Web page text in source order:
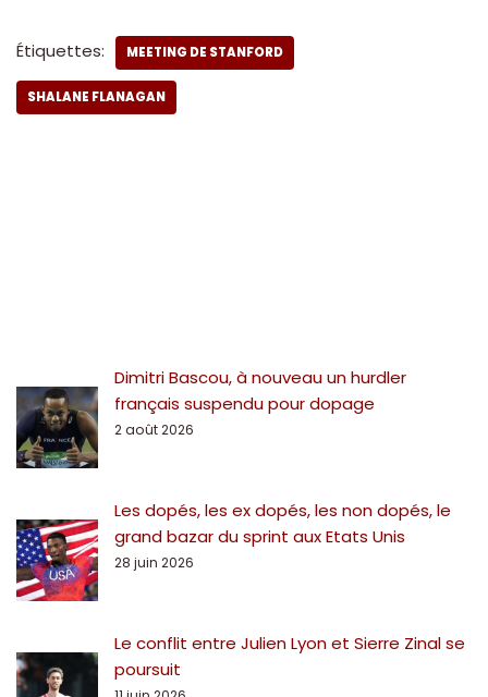
Étiquettes: MEETING DE STANFORD
SHALANE FLANAGAN
Dimitri Bascou, à nouveau un hurdler
français suspendu pour dopage
2 août 2026
Les dopés, les ex dopés, les non dopés, le
grand bazar du sprint aux Etats Unis
28 juin 2026
Le conflit entre Julien Lyon et Sierre Zinal se
poursuit